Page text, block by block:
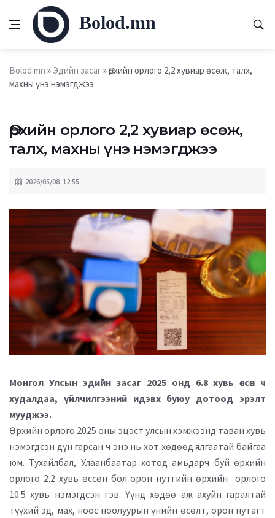
Bolod.mn
Bolod.mn » Эдийн засаг» Өрхийн орлого 2,2 хувиар өсөж, талх,
махны үнэ нэмэгджээ
Өрхийн орлого 2,2 хувиар өсөж,
талх, махны үнэ нэмэгджээ
2026/05/08, 12:55
Монгол Улсын эдийн засаг 2025 онд 6.8 хувь өссөн ч
худалдаа, үйлчилгээний идэвх буюу дотоод эрэлт
мууджээ.
Өрхийн орлого 2025 оны эцэст улсын хэмжээнд таван хувь
нэмэгдсэн дүн гарсан ч энэ нь хот хөдөөд ялгаатай байгаа
юм. Тухайлбал, Улаанбаатар хотод амьдарч буй өрхийн
орлого 2.2 хувь өссөн бол орон нутгийн өрхийн орлого
10.5 хувь нэмэгдсэн гэв. Үүнд хөдөө аж ахуйн гаралтай
түүхий эд, мах, ноос ноолуурын үнийн өсөлт, орон нутагт